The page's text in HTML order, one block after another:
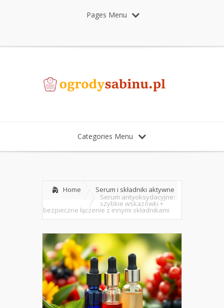
Pages Menu
Categories Menu
Home
Serum i składniki aktywne
Serum antyoksydacyjne:
szybkie wskazówki +
bezpieczne łączenie z innymi składnikami